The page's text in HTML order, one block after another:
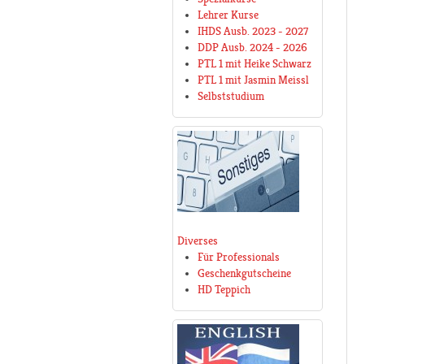
Lehrer Kurse
IHDS Ausb. 2023 - 2027
DDP Ausb. 2024 - 2026
PTL 1 mit Heike Schwarz
PTL 1 mit Jasmin Meissl
Selbststudium
Diverses
Für Professionals
Geschenkgutscheine
HD Teppich